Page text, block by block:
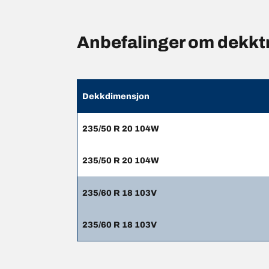
Anbefalinger om
Dekkdimensjon
235/50 R 20 104W
235/50 R 20 104W
235/60 R 18 103V
235/60 R 18 103V